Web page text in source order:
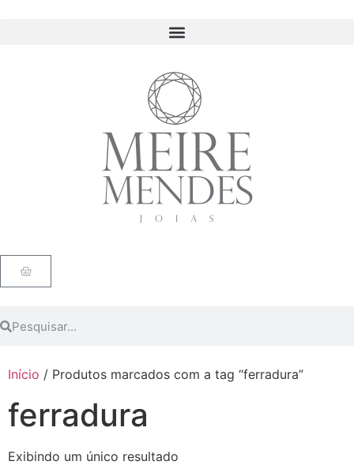
Início / Produtos marcados com a tag “ferradura”
ferradura
Exibindo um único resultado